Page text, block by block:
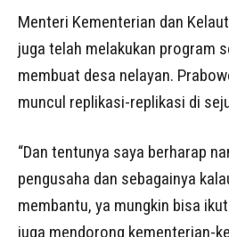
Menteri Kementerian dan
juga telah melakukan program
membuat desa nelayan.
muncul replikasi-replikasi di
“Dan tentunya saya berharap
pengusaha dan sebagainya
membantu, ya mungkin bisa
juga mendorong kementerian-